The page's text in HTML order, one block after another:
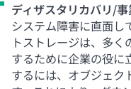
ディザスタリカバリ/
システム障害に直面し
トストレージは、多
するために企業の役に
するには、オブジェク